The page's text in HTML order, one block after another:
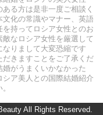
る方は是非一度ご相談く
化の常識やマナー、英語
持ってロシア女性とのお
なロシア女性を厳選して
りまして大変恐縮です
きますことをご了承くだ
がうまくいかなかった
ア美人との国際結婚紹介
All Rights Reserved.